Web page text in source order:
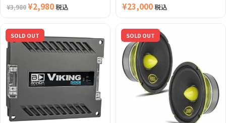
¥3,980元
価
格
¥3,980
で
た。
¥2,980現
価
格
は
¥2,980
す。
税込 ¥23,000税込
SOLD OUT SOLD OUT